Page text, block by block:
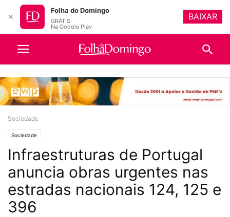
Sociedade
Sociedade
Infraestruturas de Portugal
anuncia obras urgentes nas
estradas nacionais 124, 125 e
396
✕
Folha do Domingo
GRÁTIS
Na Google Play
BAIXAR